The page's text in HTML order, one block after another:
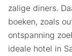
zalige diners.
boeken, zoals
ontspanning
ideale hotel in